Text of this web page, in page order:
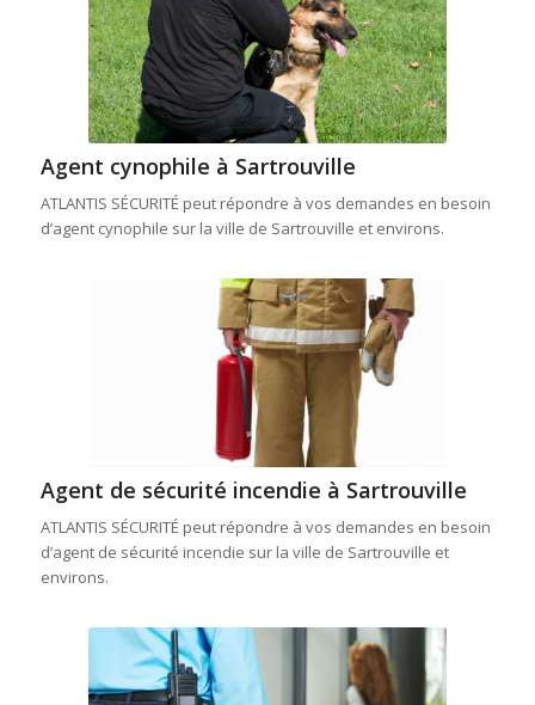
Agent cynophile à Sartrouville
ATLANTIS SÉCURITÉ peut répondre à vos demandes en besoin
d’agent cynophile sur la ville de Sartrouville et environs.
Agent de sécurité incendie à Sartrouville
ATLANTIS SÉCURITÉ peut répondre à vos demandes en besoin
d’agent de sécurité incendie sur la ville de Sartrouville et
environs.